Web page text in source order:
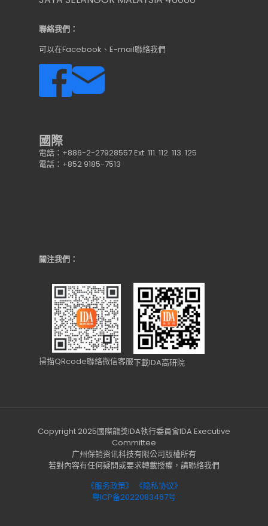
聯絡我們：
可以在Facebook、E-mail聯絡我們
國際
電話：+886-2-27928557 Ext. 111. 112. 113. 125
電話：+852 9185-7513
關注我們：
掃描QRcode聯絡微信客服下載IDA高研院
Copyright 2025國際龍獎IDA執行委員會IDA Executive
Committee
广州保销资讯科技有限公司版權所有
若對內容有任何疑問或要求轉載授權，請聯絡我們
《服务政策》
《隐私协议》
粤ICP备2022083467号